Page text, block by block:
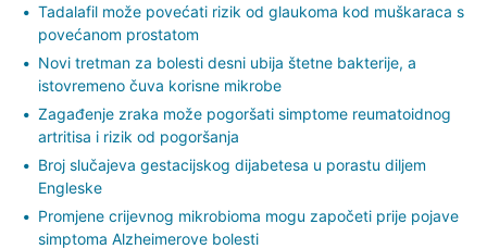
Tadalafil može povećati rizik od glaukoma kod muškaraca s
povećanom prostatom
Novi tretman za bolesti desni ubija štetne bakterije, a
istovremeno čuva korisne mikrobe
Zagađenje zraka može pogoršati simptome reumatoidnog
artritisa i rizik od pogoršanja
Broj slučajeva gestacijskog dijabetesa u porastu diljem
Engleske
Promjene crijevnog mikrobioma mogu započeti prije pojave
simptoma Alzheimerove bolesti